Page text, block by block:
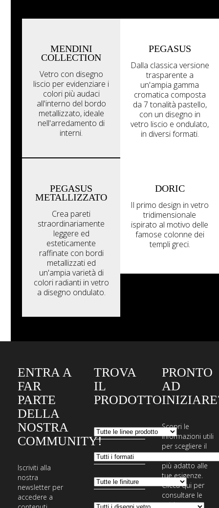
MENDINI
COLLECTION
Vetro con disegno
liscio per evidenziare i
colori più audaci
all'interno del bordo
metallizzato, ideale
nell'arredamento di
interni.
PEGASUS
Dalla classica versione
trasparente a
un'ampia gamma
cromatica composta
da 7 tonalità pastello,
con un disegno in
vetro liscio e ondulato,
in diversi formati.
PEGASUS
METALLIZZATO
Crea pareti
straordinariamente
leggere ed
esteticamente
raffinate con bordi
metallizzati ed
un'ampia varietà di
colori radianti in vetro
a disegno ondulato.
DORIC
Il primo design in vetro
tridimensionale
ispirato al motivo delle
famose colonne dei
templi greci.
ENTRA A
FAR
PARTE
DELLA
NOSTRA
COMMUNITY!
Iscriviti alla
nostra
newsletter per
accedere a
TROVA
IL
PRODOTTO
PRONTO
AD
Scopri le
informazioni utili
per scegliere il
più adatto alle
tue esigenze.
Clicca qui per
consultare le
guide,